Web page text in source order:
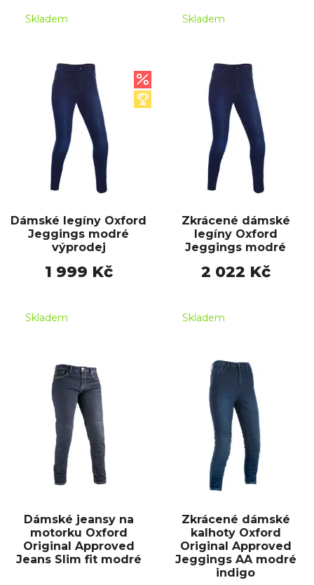
Skladem Skladem
Dámské legíny Oxford
Jeggings modré
výprodej
1 999 Kč
Skladem
Zkrácené dámské
legíny Oxford
Jeggings modré
2 022 Kč
Skladem
Dámské jeansy na
motorku Oxford
Original Approved
Jeans Slim fit modré
Zkrácené dámské
kalhoty Oxford
Original Approved
Jeggings AA modré
indigo